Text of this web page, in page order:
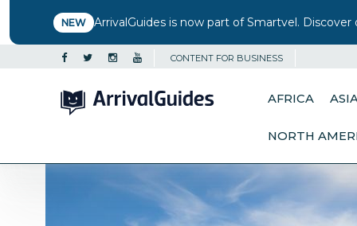
NEW ArrivalGuides is now part of Smartvel.
CONTENT FOR BUSINESS
AFRICA
NORTH